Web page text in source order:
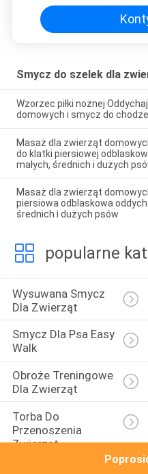
Smycz do szelek dla
Wzorzec piłki nożnej
domowych i smycz do
Masaż dla zwierząt
do klatki piersiowej
małych, średnich i dużych
Masaż dla zwierząt
piersiowa odblaskowa
średnich i dużych psów
popularne
Wysuwana Smycz
Dla Zwierząt
Smycz Dla Psa Easy
Walk
Obroże Treningowe
Dla Zwierząt
Torba Do
Przenoszenia
Zwierząt